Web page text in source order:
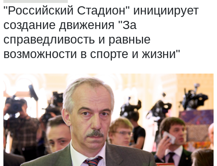
"Российский Стадион" инициирует
создание движения "За
справедливость и равные
возможности в спорте и жизни"